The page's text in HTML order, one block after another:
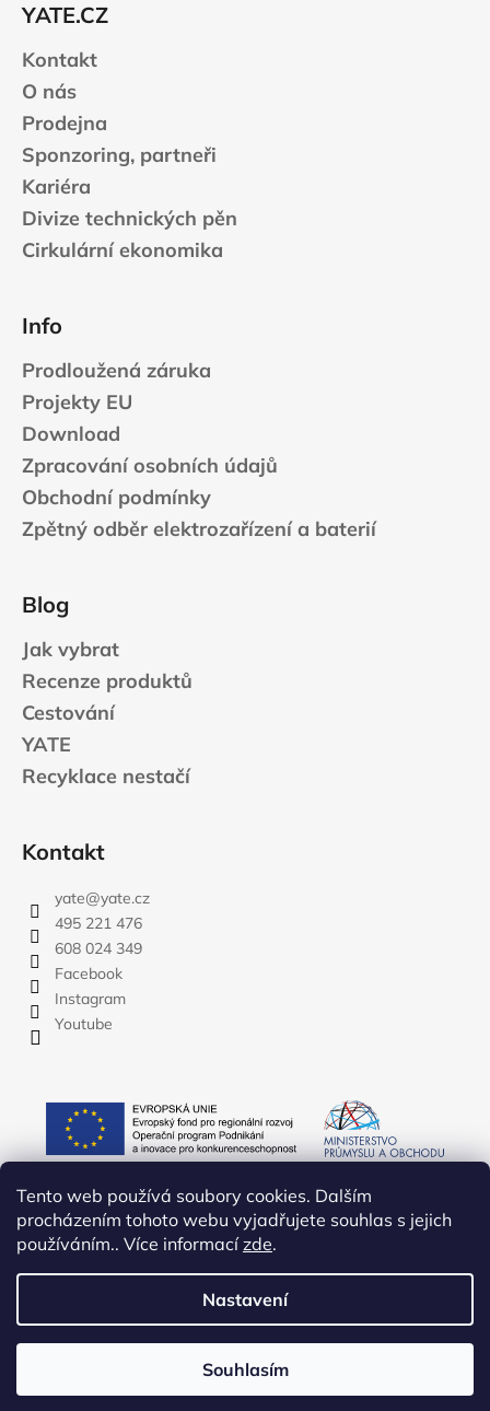
Tento web používá soubory cookies. Dalším
procházením tohoto webu vyjadřujete souhlas s jejich
používáním.. Více informacízde.
Nastavení
Souhlasím
YATE.CZ
Kontakt
O nás
Prodejna
Sponzoring, partneři
Kariéra
Divize technických pěn
Cirkulární ekonomika
Info
Prodloužená záruka
Projekty EU
Download
Zpracování osobních údajů
Obchodní podmínky
Zpětný odběr elektrozařízení a baterií
Blog
Jak vybrat
Recenze produktů
Cestování
YATE
Recyklace nestačí
Kontakt
yate@yate.cz
495 221 476
608 024 349
Facebook
Instagram
Youtube
Copyright 2026YATE.CZ. Všechna práva vyhrazena.Upravit
nastavení cookies